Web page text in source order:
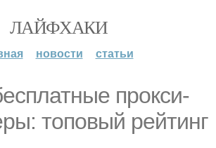
ЛАЙФХАКИ
новости статьи
прокси-
топовый рейтинг